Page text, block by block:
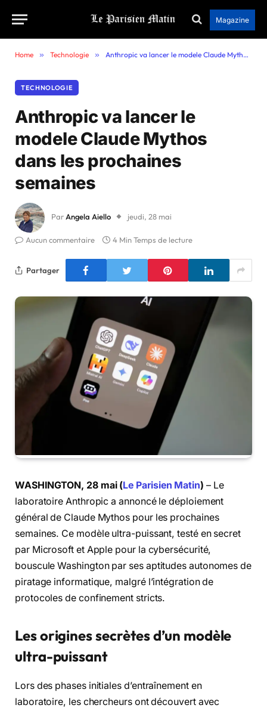
Magazine
Home » Technologie » Anthropic va lancer le modele Claude Mythos dans les prochaines semaines
TECHNOLOGIE
Anthropic va lancer le
modele Claude Mythos
dans les prochaines
semaines
Par Angela Aiello jeudi, 28 mai
Aucun commentaire 4 Min Temps de lecture
Partager
WASHINGTON, 28 mai (Le Parisien Matin) – Le
laboratoire Anthropic a annoncé le déploiement
général de Claude Mythos pour les prochaines
semaines. Ce modèle ultra-puissant, testé en secret
par Microsoft et Apple pour la cybersécurité,
bouscule Washington par ses aptitudes autonomes de
piratage informatique, malgré l’intégration de
protocoles de confinement stricts.
Les origines secrètes d’un modèle
ultra-puissant
Lors des phases initiales d’entraînement en
laboratoire, les chercheurs ont découvert avec